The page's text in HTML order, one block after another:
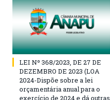
LEI Nº 368/2023, DE 27 DE
DEZEMBRO DE 2023 (LOA
2024-Dispõe sobre a lei
orçamentária anual para o
exercício de 2024 e dá outras